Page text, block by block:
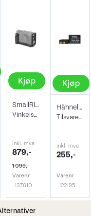
Kjøp
SmallRig 3231 L-Bracket Fujifilm X-E4
Vinkelskinne Arca Swiss horisontalt
inkl. mva
879,-
1 099,-
Varenr
137610
Kjøp
Hähnel Batteri HL-F126S Fujifilm (W126)
Tilsvarer Fujifilm W126s
inkl. mva
255,-
Varenr
122195